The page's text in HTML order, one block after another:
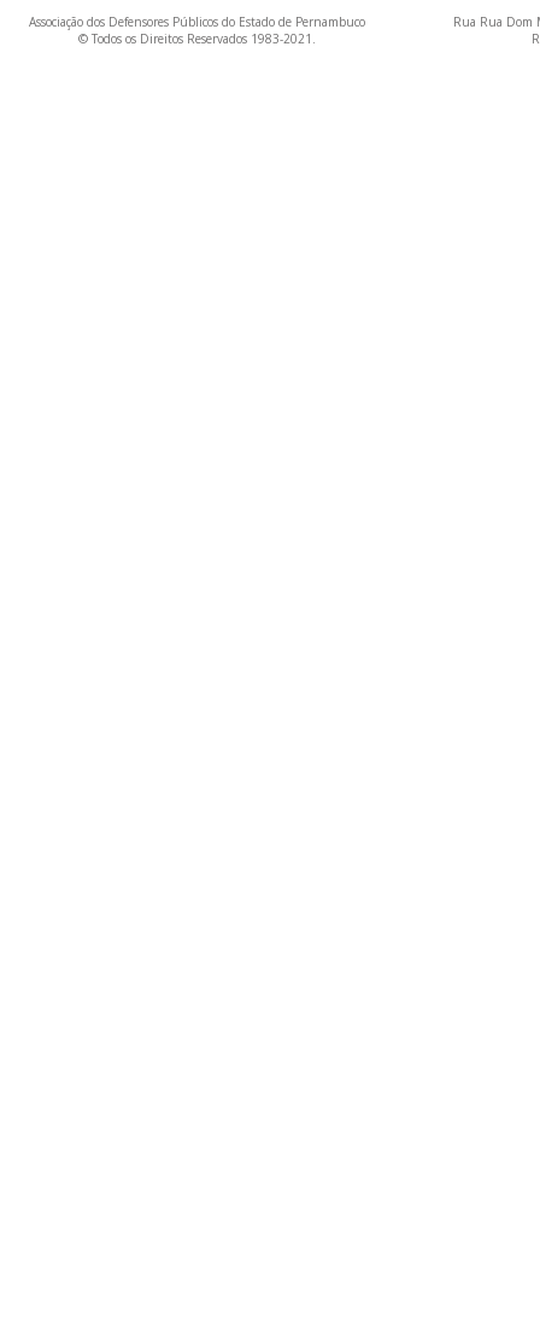
Associação dos Defensores Públicos do Estado de Pernambuco
© Todos os Direitos Reservados 1983-2021.
Rua Rua Dom